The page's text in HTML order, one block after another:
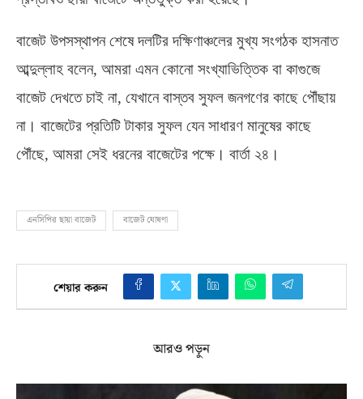
বাজেট উপসস্থাপন শেষে দলটির দক্ষিণাঞ্চলের মুখ্য সংগঠক হাসনাত
আব্দুল্লাহ বলেন, আমরা এমন কোনো সংখ্যাভিত্তিক বা কাগুজে
বাজেট দেখতে চাই না, যেখানে বাস্তব সুফল জনগণের কাছে পৌঁছায়
না। বাজেটের প্রতিটি টাকার সুফল যেন সাধারণ মানুষের কাছে
পৌঁছে, আমরা সেই ধরনের বাজেটের পক্ষে। বার্তা ২৪।
এনসিপির ছায়া বাজেট বাজেট ঘোষণা
শেয়ার করুন
আরও পড়ুন